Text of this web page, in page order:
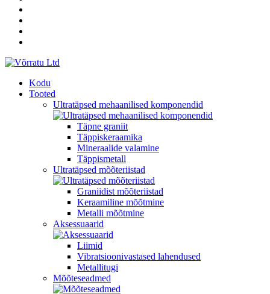
Kodu
Tooted
Ultratäpsed mehaanilised komponendid
Täpne graniit
Täppiskeraamika
Mineraalide valamine
Täppismetall
Ultratäpsed mõõteriistad
Graniidist mõõteriistad
Keraamiline mõõtmine
Metalli mõõtmine
Aksessuaarid
Liimid
Vibratsioonivastased lahendused
Metallitugi
Mõõteseadmed